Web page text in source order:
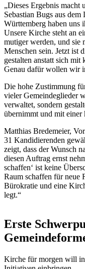
„Dieses Ergebnis macht
Sebastian Bugs aus
Württemberg haben uns
Unsere Kirche steht an
mutiger werden, und sie
Menschen sein. Jetzt ist
gestalten anstatt sich mit
Genau dafür wollen wir
Die hohe Zustimmung
vieler Gemeindeglieder
verwaltet, sondern
übernimmt und mit einer
Matthias Bredemeier,
31 Kandidierenden
zeigt, dass der Wunsch
diesen Auftrag ernst
schaffen‘ ist keine
Raum schaffen für neue
Bürokratie und eine
legt.“
Erste
Kirche für morgen will in